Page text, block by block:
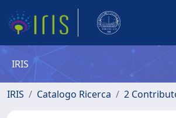
IRIS
IRIS Catalogo Ricerca 2